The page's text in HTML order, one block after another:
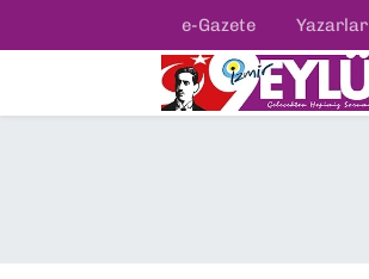
e-Gazete Yazarlar
Resmi İlanlar
Konak Nöbetçi Eczaneler